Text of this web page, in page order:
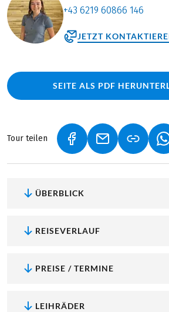
+43 6219 60866 146
JETZT
SEITE ALS PDF
Tour teilen (LINK ÖFFNET IN
(LINK ÖFFNET
ÜBERBLICK
REISEVERLAUF
PREISE / TERMINE
LEIHRÄDER